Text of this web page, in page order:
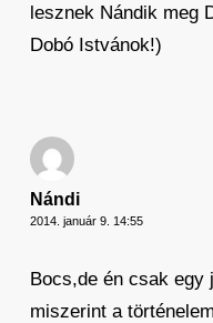
lesznek Nándik meg
Dobó Istvánok!)
Nándi
2014. január 9. 14:55
Bocs,de én csak egy
miszerint a